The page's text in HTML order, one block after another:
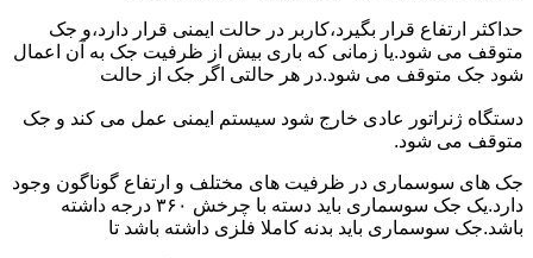
حداکثر ارتفاع قرار بگیرد،کاربر در حالت ایمنی قرار دارد،و جک
متوقف می شود.یا زمانی که باری بیش از ظرفیت جک به آن اعمال
شود جک متوقف می شود.در هر حالتی اگر جک از حالت
دستگاه ژنراتور عادی خارج شود سیستم ایمنی عمل می کند و جک
متوقف می شود.
جک های سوسماری در ظرفیت های مختلف و ارتفاع گوناگون وجود
دارد.یک جک سوسماری باید دسته با چرخش ۳۶۰ درجه داشته
باشد.جک سوسماری باید بدنه کاملا فلزی داشته باشد تا